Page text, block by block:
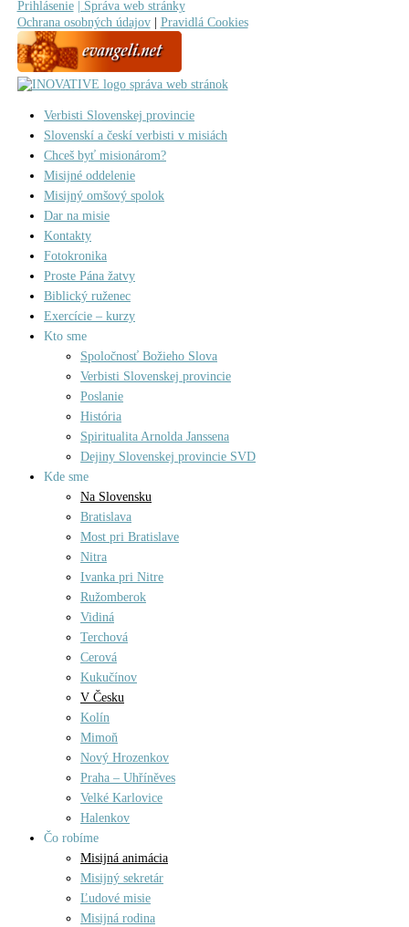
Prihlásenie
| Správa web stránky
Ochrana osobných údajov| Pravidlá Cookies
správa web stránok
Verbisti Slovenskej provincie
Slovenskí a českí verbisti v misiách
Chceš byť misionárom?
Misijné oddelenie
Misijný omšový spolok
Dar na misie
Kontakty
Fotokronika
Proste Pána žatvy
Biblický ruženec
Exercície – kurzy
Kto sme
Spoločnosť Božieho Slova
Verbisti Slovenskej provincie
Poslanie
História
Spiritualita Arnolda Janssena
Dejiny Slovenskej provincie SVD
Kde sme
Na Slovensku
Bratislava
Most pri Bratislave
Nitra
Ivanka pri Nitre
Ružomberok
Vidiná
Terchová
Cerová
Kukučínov
V Česku
Kolín
Mimoň
Nový Hrozenkov
Praha – Uhříněves
Velké Karlovice
Halenkov
Čo robíme
Misijná animácia
Misijný sekretár
Ľudové misie
Misijná rodina